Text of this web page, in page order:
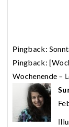
Pingback:
Pingback:
Wochenende –